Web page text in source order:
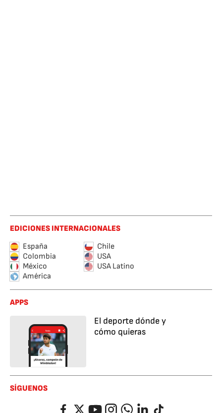
EDICIONES INTERNACIONALES
España
Chile
Colombia
USA
México
USA Latino
América
APPS
El deporte dónde y
cómo quieras
SÍGUENOS
FacebookTwitterYouTubeInstagramWhatsappLinkedIn
TikTok